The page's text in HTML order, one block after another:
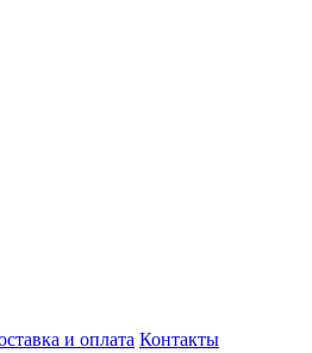
и оплата Контакты